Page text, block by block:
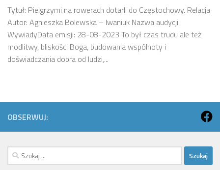
Tytuł: Pielgrzymi na rowerach dotarli do Częstochowy. Relacja
Autor: Agnieszka Bolewska – Iwaniuk Nazwa audycji:
WywiadyData emisji: 28-08-2023 To był czas trudu ale też
modlitwy, bliskości Boga, budowania wspólnoty i
doświadczania dobra od ludzi,...
OBSERWUJ:
Szukaj: